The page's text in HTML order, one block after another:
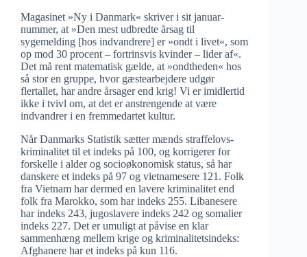
Magasinet »Ny i Danmark« skriver i sit januar-
nummer, at »Den mest udbredte årsag til
sygemelding [hos indvandrere] er »ondt i livet«, som
op mod 30 procent – fortrinsvis kvinder – lider af«.
Det må rent matematisk gælde, at »ondtheden« hos
så stor en gruppe, hvor gæstearbejdere udgør
flertallet, har andre årsager end krig! Vi er imidlertid
ikke i tvivl om, at det er anstrengende at være
indvandrer i en fremmedartet kultur.
Når Danmarks Statistik sætter mænds straffelovs-
kriminalitet til et indeks på 100, og korrigerer for
forskelle i alder og socioøkonomisk status, så har
danskere et indeks på 97 og vietnamesere 121. Folk
fra Vietnam har dermed en lavere kriminalitet end
folk fra Marokko, som har indeks 255. Libanesere
har indeks 243, jugoslavere indeks 242 og somalier
indeks 227. Det er umuligt at påvise en klar
sammenhæng mellem krige og kriminalitetsindeks:
Afghanere har et indeks på kun 116.